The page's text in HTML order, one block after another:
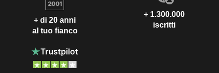
+ di 20 anni
al tuo fianco
+ 1.300.000
iscritti